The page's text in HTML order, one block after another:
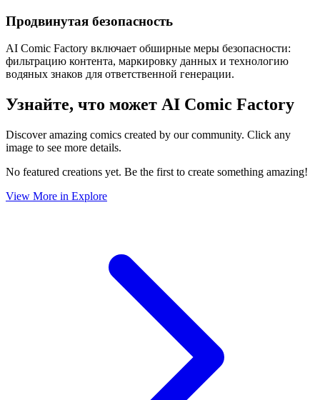
Продвинутая безопасность
AI Comic Factory включает обширные меры безопасности:
фильтрацию контента, маркировку данных и технологию
водяных знаков для ответственной генерации.
Узнайте, что может AI Comic Factory
Discover amazing comics created by our community. Click any
image to see more details.
No featured creations yet. Be the first to create something amazing!
View More in Explore